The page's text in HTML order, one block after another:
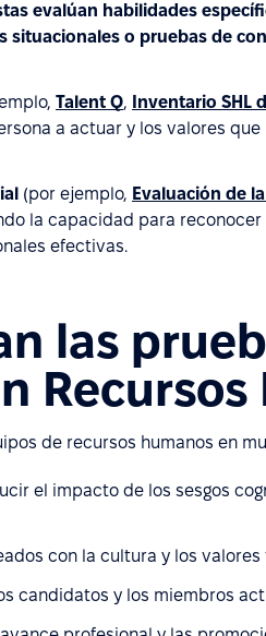
evalúan habilidades
situacionales o pruebas de
Talent Q, Inventario SHL
a actuar y los valores
(por ejemplo, Evaluación de
la capacidad para
efectivas.
las
Recursos
de recursos humanos en
el impacto de los sesgos
con la cultura y los
candidatos y los miembros